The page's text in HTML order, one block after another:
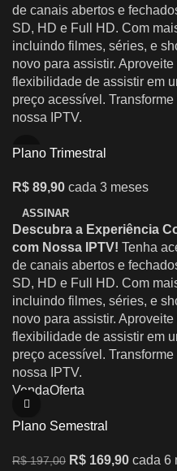
de canais abertos e
SD, HD e Full HD. Com
incluindo filmes, séries, e
novo para assistir.
flexibilidade de assistir em
preço acessível.
nossa IPTV.
Plano Trimestral
R$ 89,90 cada 3 meses
ASSINAR
Descubra a Experiência
com Nossa IPTV! Tenha
de canais abertos e
SD, HD e Full HD. Com
incluindo filmes, séries, e
novo para assistir.
flexibilidade de assistir em
preço acessível.
nossa IPTV.
VendaOferta
Plano Semestral
R$197,00 R$ 169,90 cada 6